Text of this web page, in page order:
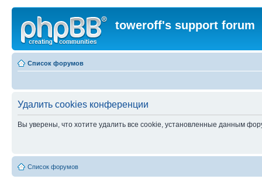
toweroff's support forum
Список форумов
Удалить cookies конференции
Вы уверены, что хотите удалить все cookie, установленные данным
Список форумов